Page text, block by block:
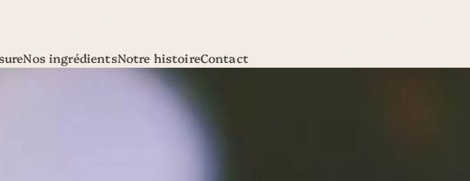
Nos ingrédientsNotre histoireContact